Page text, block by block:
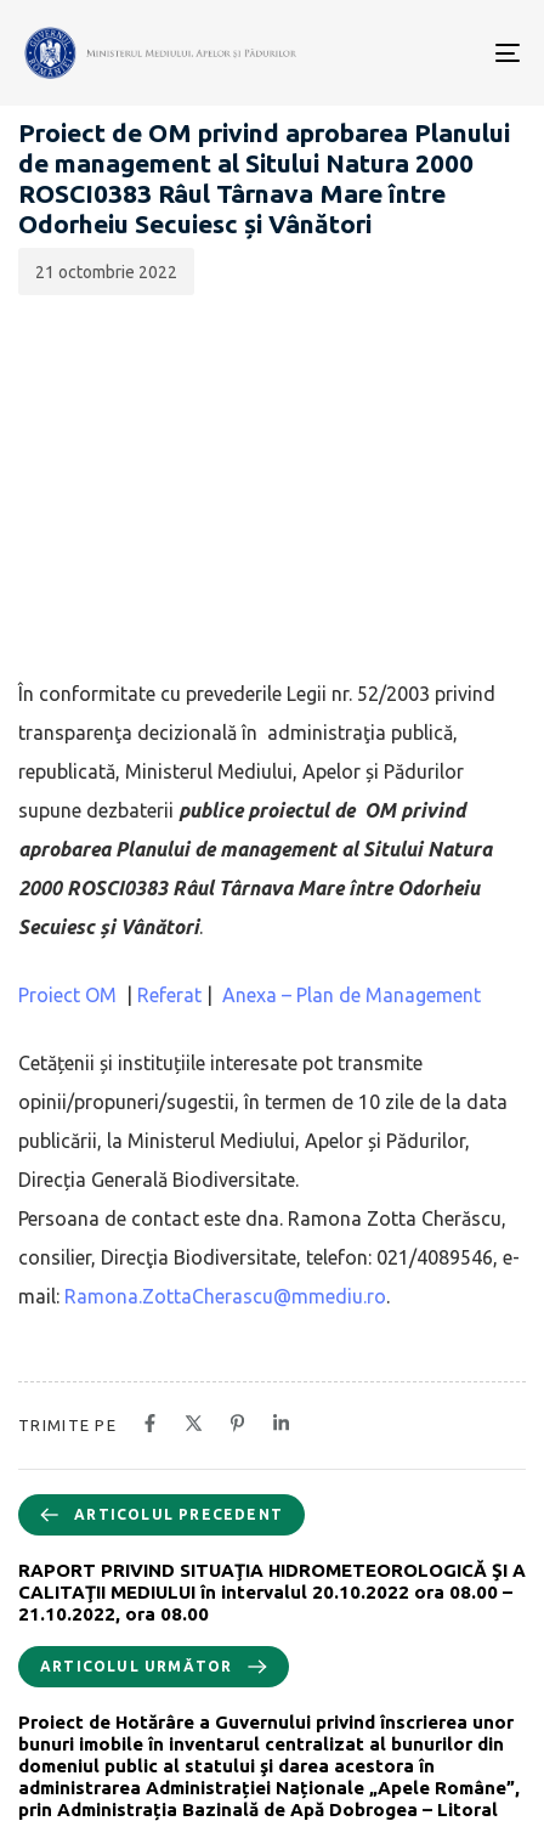
PROIECTE ACTE NORMATIVE
Proiect de OM privind aprobarea Planului
de management al Sitului Natura 2000
ROSCI0383 Râul Târnava Mare între
Odorheiu Secuiesc și Vânători
publicării:
21 octombrie 2022
În conformitate cu prevederile Legii nr. 52/2003 privind
transparenţa decizională în administraţia publică,
republicată, Ministerul Mediului, Apelor și Pădurilor
supune dezbaterii publice proiectul de OM privind
aprobarea Planului de management al Sitului Natura
2000 ROSCI0383 Râul Târnava Mare între Odorheiu
Secuiesc și Vânători.
Proiect OM Referat Anexa – Plan de Management
Cetățenii și instituțiile interesate pot transmite
opinii/propuneri/sugestii, în termen de 10 zile de la data
publicării, la Ministerul Mediului, Apelor și Pădurilor,
Direcția Generală Biodiversitate.
Persoana de contact este dna. Ramona Zotta Cherăscu,
consilier, Direcţia Biodiversitate, telefon: 021/4089546, e-
mail: Ramona.ZottaCherascu@mmediu.ro.
TRIMITE PE
ARTICOLUL PRECEDENT
RAPORT PRIVIND SITUAŢIA HIDROMETEOROLOGICĂ ŞI A
CALITAŢII MEDIULUI în intervalul 20.10.2022 ora 08.00 –
21.10.2022, ora 08.00
ARTICOLUL URMĂTOR
Proiect de Hotărâre a Guvernului privind înscrierea unor
bunuri imobile în inventarul centralizat al bunurilor din
domeniul public al statului şi darea acestora în
administrarea Administrației Naționale „Apele Române”,
prin Administrația Bazinală de Apă Dobrogea – Litoral